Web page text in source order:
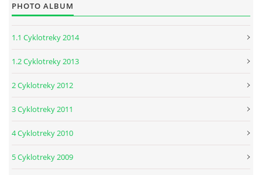
PHOTO ALBUM
1.1 Cyklotreky 2014
1.2 Cyklotreky 2013
2 Cyklotreky 2012
3 Cyklotreky 2011
4 Cyklotreky 2010
5 Cyklotreky 2009